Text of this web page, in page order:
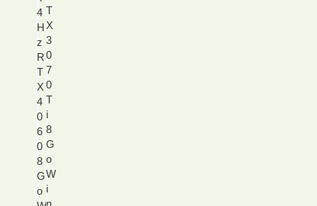
4
H
z
R
T
X
4
0
6
0
8
G
o
T
X
3
0
7
0
T
i
8
G
o
W
i
n